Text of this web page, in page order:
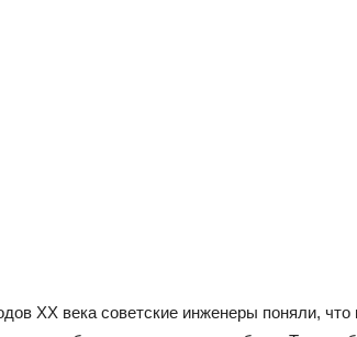
XX века советские инженеры поняли,